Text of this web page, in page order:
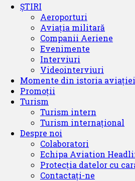
Primary
ȘTIRI
Aeroporturi
Aviația militară
Companii Aeriene
Evenimente
Interviuri
Videointerviuri
Momente din istoria aviației
Promoții
Turism
Turism intern
Turism internațional
Despre noi
Colaboratori
Echipa Aviation
Protecția datelor cu
Contactați-ne